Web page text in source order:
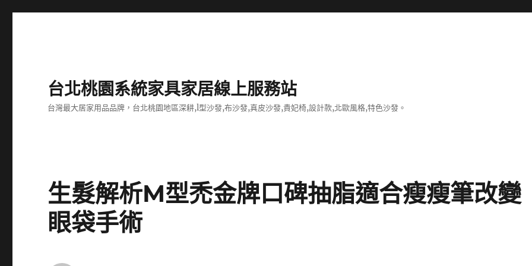
台北桃園系統家具家居線上服務站
台灣最大居家用品品牌，台北桃園地區深耕,l型沙發,布沙發,真皮沙發,貴妃椅,設計款,北歐風格,特色沙發。
生髮解析M型禿金牌口碑抽脂適合瘦瘦筆改變
眼袋手術